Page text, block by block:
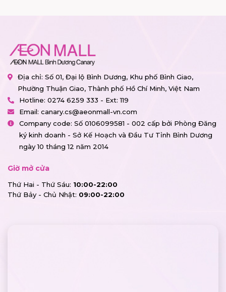
Địa chỉ: Số 01, Đại lộ Bình Dương, Khu phố Bình Giao,
Phường Thuận Giao, Thành phố Hồ Chí Minh, Việt Nam
Hotline: 0274 6259 333 - Ext: 119
Email: canary.cs@aeonmall-vn.com
Company code: Số 0106099581 - 002 cấp bởi Phòng Đăng
ký kinh doanh - Sở Kế Hoạch và Đầu Tư Tỉnh Bình Dương
ngày 10 tháng 12 năm 2014
Giờ mở cửa
Thứ Hai - Thứ Sáu: 10:00-22:00
Thứ Bảy - Chủ Nhật: 09:00-22:00